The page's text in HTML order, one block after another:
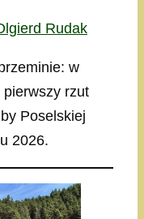
Rudak
w
pierwszy rzut
Poselskiej
2026.